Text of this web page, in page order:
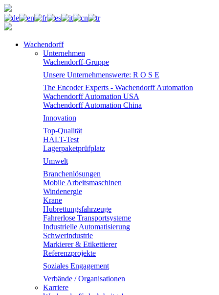
Wachendorff
Unternehmen
Wachendorff-Gruppe
Unsere Unternehmenswerte: R O S E
The Encoder Experts - Wachendorff Automation
Wachendorff Automation USA
Wachendorff Automation China
Innovation
Top-Qualität
HALT-Test
Lagerpaketprüfplatz
Umwelt
Branchenlösungen
Mobile Arbeitsmaschinen
Windenergie
Krane
Hubrettungsfahrzeuge
Fahrerlose Transportsysteme
Industrielle Automatisierung
Schwerindustrie
Markierer & Etikettierer
Referenzprojekte
Soziales Engagement
Verbände / Organisationen
Karriere